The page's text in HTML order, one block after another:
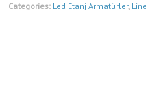
Categories: Led Etanj Armatürler,